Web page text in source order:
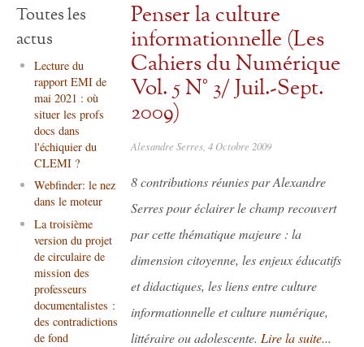
Toutes les
actus
Lecture du
rapport EMI de
mai 2021 : où
situer les profs
docs dans
l'échiquier du
CLEMI ?
Webfinder: le nez
dans le moteur
La troisième
version du projet
de circulaire de
mission des
professeurs
documentalistes :
des contradictions
de fond
Penser la culture
informationnelle (Les
Cahiers du Numérique
Vol. 5 N° 3/ Juil.-Sept.
2009)
Alexandre Serres, 4 Octobre 2009
8 contributions réunies par Alexandre
Serres pour éclairer le champ recouvert
par cette thématique majeure : la
dimension citoyenne, les enjeux éducatifs
et didactiques, les liens entre culture
informationnelle et culture numérique,
littéraire ou adolescente. Lire la suite...